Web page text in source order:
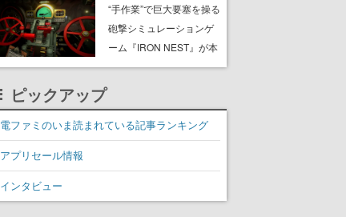
“手作業”で巨大要塞を操る
砲撃シミュレーションゲ
ーム『IRON NEST』が本
日8月7日Steamにてリリ
オペでこなし、強烈な一
撃をブチかませるロマン
ピックアップ
電ファミのいま読まれている記事ランキング
アプリセール情報
インタビュー